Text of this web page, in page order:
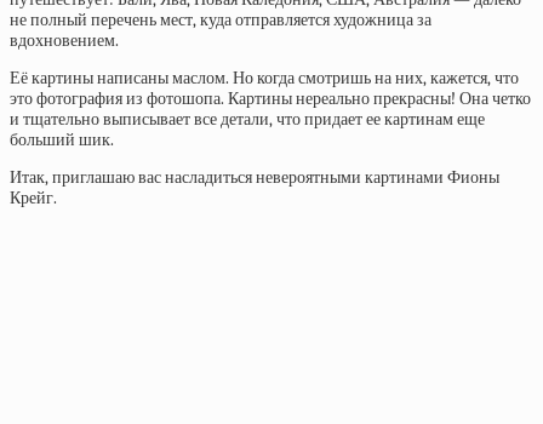
не полный перечень мест, куда отправляется художница за
вдохновением.
Её картины написаны маслом. Но когда смотришь на них, кажется, что
это фотография из фотошопа. Картины нереально прекрасны! Она четко
и тщательно выписывает все детали, что придает ее картинам еще
больший шик.
Итак, приглашаю вас насладиться невероятными картинами Фионы
Крейг.